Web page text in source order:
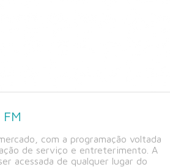
com a programação voltada
de serviço e entreterimento. A
acessada de qualquer lugar do